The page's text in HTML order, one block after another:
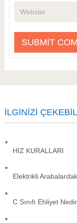
İLGINIZI
HIZ KURALLARI
Elektrikli
C Sınıfı Ehliyet